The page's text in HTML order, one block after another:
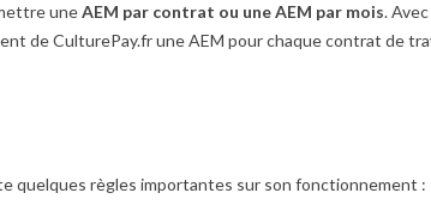
uneAEM par contrat ou une AEM par mois. Avec
de CulturePay.fr une AEM pour chaque contrat de
quelques règles importantes sur son fonctionnement :